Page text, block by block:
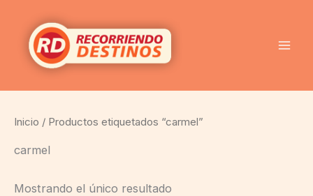
contenido
Inicio / Productos etiquetados “carmel”
carmel
Mostrando el único resultado